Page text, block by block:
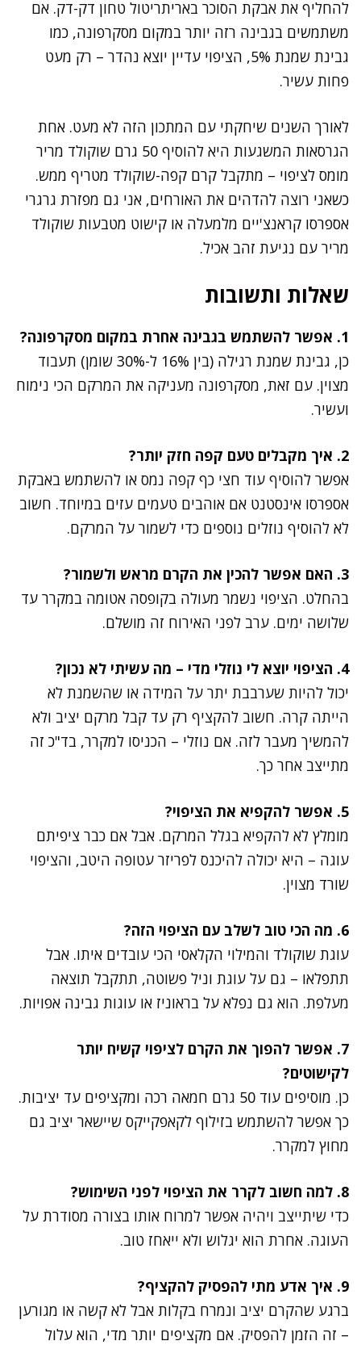
להחליף את אבקת הסוכר באריתריטול טחון דק-דק. אם
משתמשים בגבינה רזה יותר במקום מסקרפונה, כמו
גבינת שמנת 5%, הציפוי עדיין יוצא נהדר – רק מעט
פחות עשיר.
לאורך השנים שיחקתי עם המתכון הזה לא מעט. אחת
הגרסאות המשגעות היא להוסיף 50 גרם שוקולד מריר
מומס לציפוי – מתקבל קרם קפה-שוקולד מטריף ממש.
כשאני רוצה להדהים את האורחים, אני גם מפזרת גרגרי
אספרסו קראנצ'יים מלמעלה או קישוט מטבעות שוקולד
מריר עם נגיעת זהב אכיל.
שאלות ותשובות
1. אפשר להשתמש בגבינה אחרת במקום מסקרפונה?
כן, גבינת שמנת רגילה (בין 16% ל-30% שומן) תעבוד
מצוין. עם זאת, מסקרפונה מעניקה את המרקם הכי נימוח
ועשיר.
2. איך מקבלים טעם קפה חזק יותר?
אפשר להוסיף עוד חצי כף קפה נמס או להשתמש באבקת
אספרסו אינסטנט אם אוהבים טעמים עזים במיוחד. חשוב
לא להוסיף נוזלים נוספים כדי לשמור על המרקם.
3. האם אפשר להכין את הקרם מראש ולשמור?
בהחלט. הציפוי נשמר מעולה בקופסה אטומה במקרר עד
שלושה ימים. ערב לפני האירוח זה מושלם.
4. הציפוי יוצא לי נוזלי מדי – מה עשיתי לא נכון?
יכול להיות שערבבת יתר על המידה או שהשמנת לא
הייתה קרה. חשוב להקציף רק עד קבל מרקם יציב ולא
להמשיך מעבר לזה. אם נוזלי – הכניסו למקרר, בד"כ זה
מתייצב אחר כך.
5. אפשר להקפיא את הציפוי?
מומלץ לא להקפיא בגלל המרקם. אבל אם כבר ציפיתם
עוגה – היא יכולה להיכנס לפריזר עטופה היטב, והציפוי
שורד מצוין.
6. מה הכי טוב לשלב עם הציפוי הזה?
עוגת שוקולד והמילוי הקלאסי הכי עובדים איתו. אבל
תתפלאו – גם על עוגת וניל פשוטה, תתקבל תוצאה
מעלפת. הוא גם נפלא על בראוניז או עוגות גבינה אפויות.
7. אפשר להפוך את הקרם לציפוי קשיח יותר
לקישוטים?
כן. מוסיפים עוד 50 גרם חמאה רכה ומקציפים עד יציבות.
כך אפשר להשתמש בזילוף לקאפקייקס שיישאר יציב גם
מחוץ למקרר.
8. למה חשוב לקרר את הציפוי לפני השימוש?
כדי שיתייצב ויהיה אפשר למרוח אותו בצורה מסודרת על
העוגה. אחרת הוא יגלוש ולא ייאחז טוב.
9. איך אדע מתי להפסיק להקציף?
ברגע שהקרם יציב ונמרח בקלות אבל לא קשה או מגורען
– זה הזמן להפסיק. אם מקציפים יותר מדי, הוא עלול